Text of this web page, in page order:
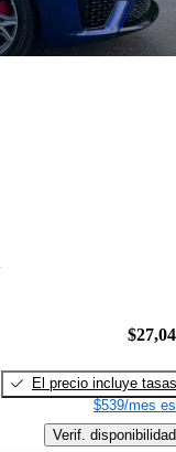
El precio incluye tasas
$539/mes
Verif. disponibilidad